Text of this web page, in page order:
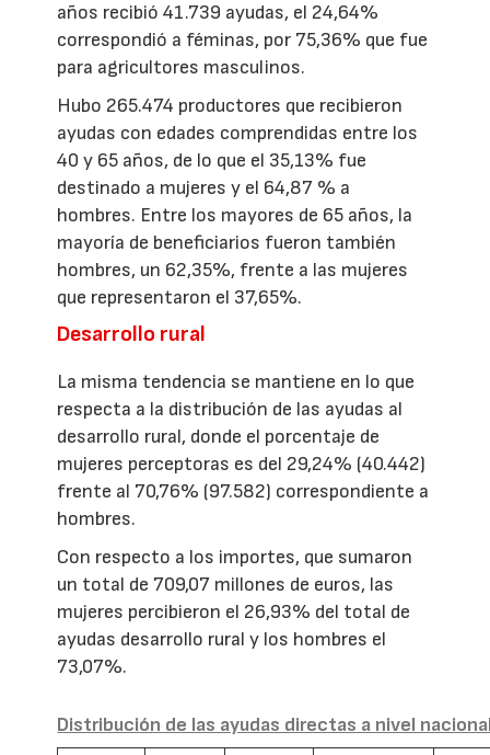
años recibió 41.739 ayudas, el 24,64%
correspondió a féminas, por 75,36% que fue
para agricultores masculinos.
Hubo 265.474 productores que recibieron
ayudas con edades comprendidas entre los
40 y 65 años, de lo que el 35,13% fue
destinado a mujeres y el 64,87 % a
hombres. Entre los mayores de 65 años, la
mayoría de beneficiarios fueron también
hombres, un 62,35%, frente a las mujeres
que representaron el 37,65%.
Desarrollo rural
La misma tendencia se mantiene en lo que
respecta a la distribución de las ayudas al
desarrollo rural, donde el porcentaje de
mujeres perceptoras es del 29,24% (40.442)
frente al 70,76% (97.582) correspondiente a
hombres.
Con respecto a los importes, que sumaron
un total de 709,07 millones de euros, las
mujeres percibieron el 26,93% del total de
ayudas desarrollo rural y los hombres el
73,07%.
Distribución de las ayudas directas a nivel